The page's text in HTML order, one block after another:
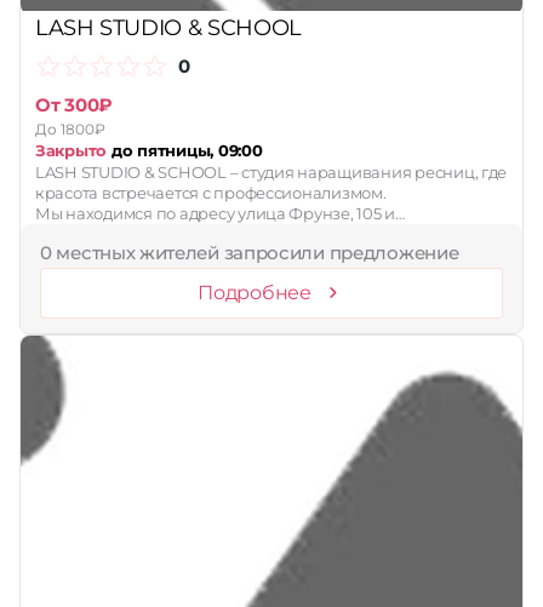
LASH STUDIO & SCHOOL
0
От 300₽
До 1800₽
Закрыто до пятницы, 09:00
LASH STUDIO & SCHOOL – студия наращивания ресниц, где
красота встречается с профессионализмом.
Мы находимся по адресу улица Фрунзе, 105 и…
0 местных жителей запросили предложение
Подробнее